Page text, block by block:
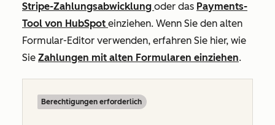
Stripe-Zahlungsabwicklung oder das Payments-
Tool von HubSpot einziehen. Wenn Sie den alten
Formular-Editor verwenden, erfahren Sie hier, wie
Sie Zahlungen mit alten Formularen einziehen.
Berechtigungen erforderlich